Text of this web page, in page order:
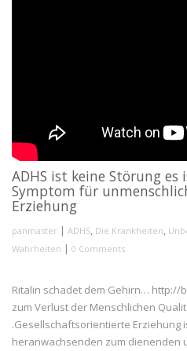
ADHS ist keine Störung es
Symptom für
Erziehung
panmaster | ADHS, Die Krankheiten,
Wahrheiten | 0 Comments
Ritalin schadet dem Gehirn… http://
zum Verlust der Menschlichen
.Gesellschaftsorientierte Erziehung
heranwachsenden zum dienenden